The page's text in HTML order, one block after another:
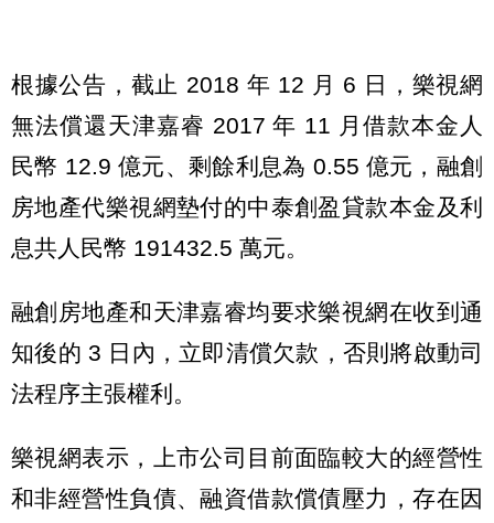
根據公告，截止 2018 年 12 月 6 日，樂視網
無法償還天津嘉睿 2017 年 11 月借款本金人
民幣 12.9 億元、剩餘利息為 0.55 億元，融創
房地產代樂視網墊付的中泰創盈貸款本金及利
息共人民幣 191432.5 萬元。
融創房地產和天津嘉睿均要求樂視網在收到通
知後的 3 日內，立即清償欠款，否則將啟動司
法程序主張權利。
樂視網表示，上市公司目前面臨較大的經營性
和非經營性負債、融資借款償債壓力，存在因